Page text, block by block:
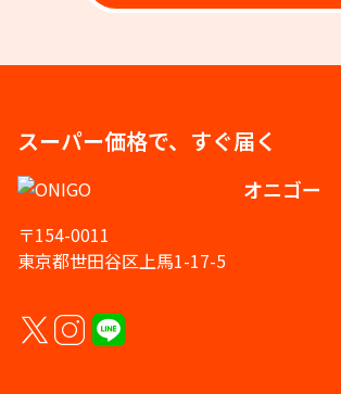
スーパー価格で、すぐ届く
オニゴー
〒154-0011
東京都世田谷区上馬1-17-5